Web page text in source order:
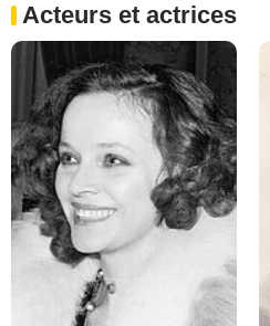
Acteurs et actrices